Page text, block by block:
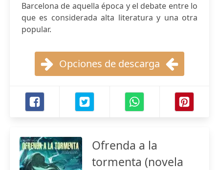
Barcelona de aquella época y el debate entre lo
que es considerada alta literatura y una otra
popular.
Opciones de descarga
Ofrenda a la
tormenta (novela